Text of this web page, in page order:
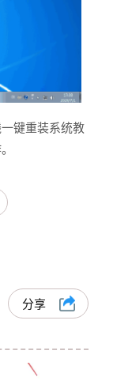
键重装系统教
分享